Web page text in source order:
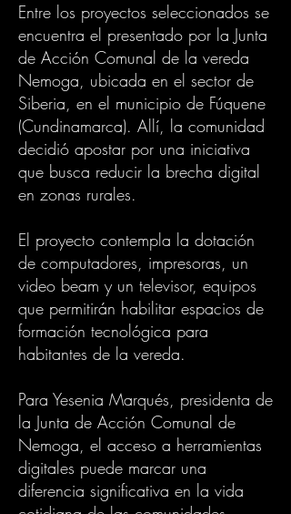
Entre los proyectos seleccionados se
encuentra el presentado por la Junta
de Acción Comunal de la vereda
Nemoga, ubicada en el sector de
Siberia, en el municipio de Fúquene
(Cundinamarca). Allí, la comunidad
decidió apostar por una iniciativa
que busca reducir la brecha digital
en zonas rurales.
El proyecto contempla la dotación
de computadores, impresoras, un
video beam y un televisor, equipos
que permitirán habilitar espacios de
formación tecnológica para
habitantes de la vereda.
Para Yesenia Marqués, presidenta de
la Junta de Acción Comunal de
Nemoga, el acceso a herramientas
digitales puede marcar una
diferencia significativa en la vida